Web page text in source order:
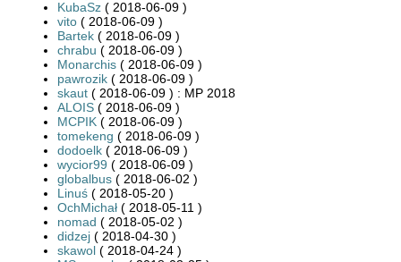
KubaSz ( 2018-06-09 )
vito ( 2018-06-09 )
Bartek ( 2018-06-09 )
chrabu ( 2018-06-09 )
Monarchis ( 2018-06-09 )
pawrozik ( 2018-06-09 )
skaut ( 2018-06-09 ) : MP 2018
ALOIS ( 2018-06-09 )
MCPIK ( 2018-06-09 )
tomekeng ( 2018-06-09 )
dodoelk ( 2018-06-09 )
wycior99 ( 2018-06-09 )
globalbus ( 2018-06-02 )
Linuś ( 2018-05-20 )
OchMichał ( 2018-05-11 )
nomad ( 2018-05-02 )
didzej ( 2018-04-30 )
skawol ( 2018-04-24 )